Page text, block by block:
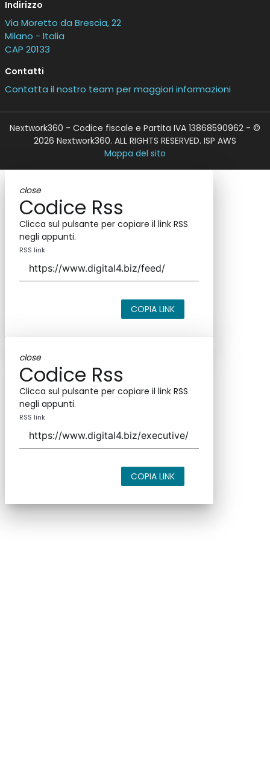
Indirizzo
Via Moretto da Brescia, 22
Milano - Italia
CAP 20133
Contatti
Contatta il nostro team per maggiori informazioni
Nextwork360 - Codice fiscale e Partita IVA 13868590962 - ©
2026 Nextwork360. ALL RIGHTS RESERVED. ISP AWS
Mappa del sito
close
Codice Rss
Clicca sul pulsante per copiare il link RSS
negli appunti.
RSS link
COPIA LINK
close
Codice Rss
Clicca sul pulsante per copiare il link RSS
negli appunti.
RSS link
COPIA LINK